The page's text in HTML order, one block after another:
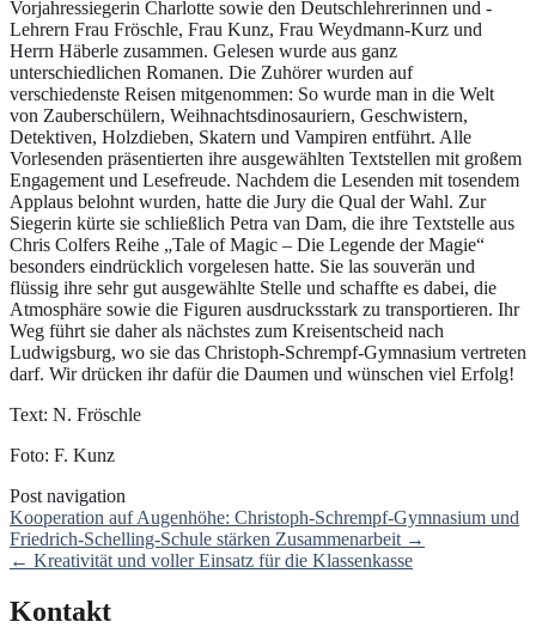
Vorjahressiegerin Charlotte sowie den Deutschlehrerinnen und -
Lehrern Frau Fröschle, Frau Kunz, Frau Weydmann-Kurz und
Herrn Häberle zusammen. Gelesen wurde aus ganz
unterschiedlichen Romanen. Die Zuhörer wurden auf
verschiedenste Reisen mitgenommen: So wurde man in die Welt
von Zauberschülern, Weihnachtsdinosauriern, Geschwistern,
Detektiven, Holzdieben, Skatern und Vampiren entführt. Alle
Vorlesenden präsentierten ihre ausgewählten Textstellen mit großem
Engagement und Lesefreude. Nachdem die Lesenden mit tosendem
Applaus belohnt wurden, hatte die Jury die Qual der Wahl. Zur
Siegerin kürte sie schließlich Petra van Dam, die ihre Textstelle aus
Chris Colfers Reihe „Tale of Magic – Die Legende der Magie“
besonders eindrücklich vorgelesen hatte. Sie las souverän und
flüssig ihre sehr gut ausgewählte Stelle und schaffte es dabei, die
Atmosphäre sowie die Figuren ausdrucksstark zu transportieren. Ihr
Weg führt sie daher als nächstes zum Kreisentscheid nach
Ludwigsburg, wo sie das Christoph-Schrempf-Gymnasium vertreten
darf. Wir drücken ihr dafür die Daumen und wünschen viel Erfolg!
Text: N. Fröschle
Foto: F. Kunz
Post navigation
Kooperation auf Augenhöhe: Christoph-Schrempf-Gymnasium und
Friedrich-Schelling-Schule stärken Zusammenarbeit →
← Kreativität und voller Einsatz für die Klassenkasse
Kontakt